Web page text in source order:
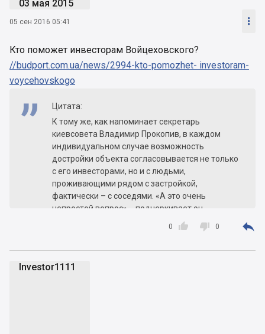
03 мая 2015
05 сен 2016 05:41 
Кто поможет инвесторам Войцеховского?
//budport.com.ua/news/2994-kto-pomozhet- investoram-
voycehovskogo
Цитата:
К тому же, как напоминает секретарь
киевсовета Владимир Прокопив, в каждом
индивидуальном случае возможность
достройки объекта согласовывается не только
с его инвесторами, но и с людьми,
проживающими рядом с застройкой,
фактически – с соседями. «А это очень
непростой вопрос», - подчеркивает он.
Но компромиссы можно найти, уверен Прокопив.
пять домов, но в итоге остались стоять три

0  0 
Investor1111